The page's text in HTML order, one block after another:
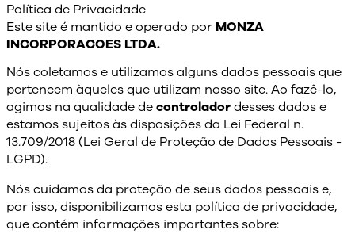
Política de Privacidade
Este site é mantido e operado por MONZA
INCORPORACOES LTDA.
Nós coletamos e utilizamos alguns dados pessoais que
pertencem àqueles que utilizam nosso site. Ao fazê-lo,
agimos na qualidade decontroladordesses dados e
estamos sujeitos às disposições da Lei Federal n.
13.709/2018 (Lei Geral de Proteção de Dados Pessoais -
LGPD).
Nós cuidamos da proteção de seus dados pessoais e,
por isso, disponibilizamos esta política de privacidade,
que contém informações importantes sobre: